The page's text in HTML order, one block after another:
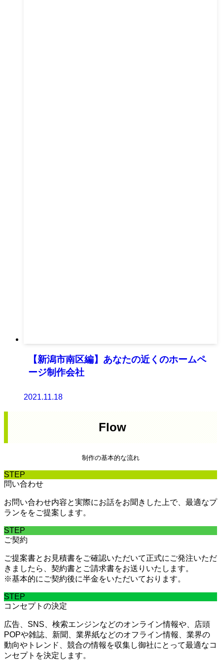
【新潟市南区編】あなたの近くのホームペ
ージ制作会社
2021.11.18
Flow
制作の基本的な流れ
STEP
問い合わせ
お問い合わせ内容と実際にお話をお聞きした上で、最適なプ
ランををご提案します。
STEP
ご契約
ご提案書とお見積書をご確認いただいて正式にご発注いただ
きましたら、契約書とご請求書をお送りいたします。
※基本的にご契約後に半金をいただいております。
STEP
コンセプトの決定
広告、SNS、検索エンジンなどのオンライン情報や、店頭
POPや雑誌、新聞、業界紙などのオフライン情報、業界の
動向やトレンド、競合の情報を収集し御社にとって最適なコ
ンセプトを決定します。